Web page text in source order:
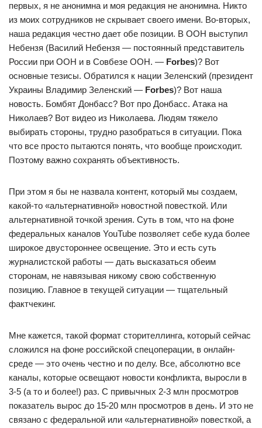
первых, я не анонимна и моя редакция не анонимна. Никто
из моих сотрудников не скрывает своего имени. Во-вторых,
наша редакция честно дает обе позиции. В ООН выступил
Небензя (Василий Небензя — постоянный представитель
России при ООН и в Совбезе ООН. — Forbes)? Вот
основные тезисы. Обратился к нации Зеленский (президент
Украины Владимир Зеленский — Forbes)? Вот наша
новость. Бомбят Донбасс? Вот про Донбасс. Атака на
Николаев? Вот видео из Николаева. Людям тяжело
выбирать стороны, трудно разобраться в ситуации. Пока
что все просто пытаются понять, что вообще происходит.
Поэтому важно сохранять объективность.
При этом я бы не назвала контент, который мы создаем,
какой-то «альтернативной» новостной повесткой. Или
альтернативной точкой зрения. Суть в том, что на фоне
федеральных каналов YouTube позволяет себе куда более
широкое двустороннее освещение. Это и есть суть
журналистской работы — дать высказаться обеим
сторонам, не навязывая никому свою собственную
позицию. Главное в текущей ситуации — тщательный
фактчекинг.
Мне кажется, такой формат сторителлинга, который сейчас
сложился на фоне российской спецоперации, в онлайн-
среде — это очень честно и по делу. Все, абсолютно все
каналы, которые освещают новости конфликта, выросли в
3-5 (а то и более!) раз. С привычных 2-3 млн просмотров
показатель вырос до 15-20 млн просмотров в день. И это не
связано с федеральной или «альтернативной» повесткой, а